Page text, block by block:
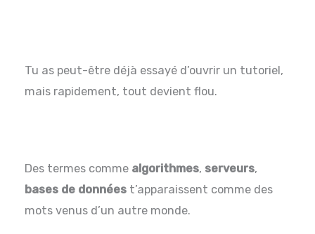
Tu as peut-être déjà essayé d’ouvrir un tutoriel,
mais rapidement, tout devient flou.
Des termes comme algorithmes, serveurs,
bases de données t’apparaissent comme des
mots venus d’un autre monde.